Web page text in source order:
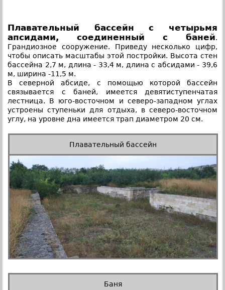
Плавательный бассейн с четырьмя
апсидами, соединенный с баней.
Грандиозное сооружение. Приведу несколько цифр,
чтобы описать масштабы этой постройки. Высота стен
бассейна 2,7 м, длина - 33,4 м, длина с абсидами - 39,6
м, ширина -11,5 м.
В северной абсиде, с помощью которой бассейн
связывается с баней, имеется девятиступенчатая
лестница. В юго-восточном и северо-западном углах
устроены ступеньки для отдыха, в северо-восточном
углу, на уровне дна имеется трап диаметром 20 см.
Плавательный бассейн
Баня